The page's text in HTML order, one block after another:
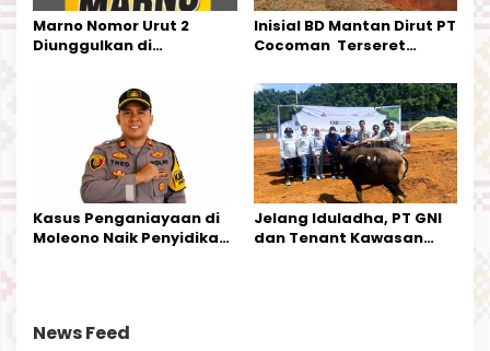
Marno Nomor Urut 2
Diunggulkan di
Kesederhanaannya Jadi
Harapan Warga
Inisial BD Mantan Dirut PT
Cocoman Terseret
Tata Kelola Tambang
Kalimantan Barat
Kasus Penganiayaan di
Moleono Naik Penyidikan,
Jelang Iduladha, PT GNI
dan Tenant Kawasan
News Feed